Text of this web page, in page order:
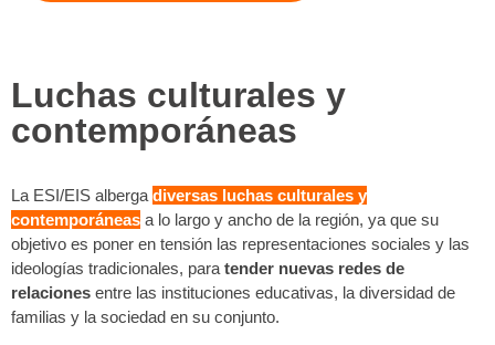
Luchas culturales y
contemporáneas
La ESI/EIS alberga diversas luchas culturales y
contemporáneas a lo largo y ancho de la región, ya que su
objetivo es poner en tensión las representaciones sociales y las
ideologías tradicionales, para tender nuevas redes de
relaciones entre las instituciones educativas, la diversidad de
familias y la sociedad en su conjunto.